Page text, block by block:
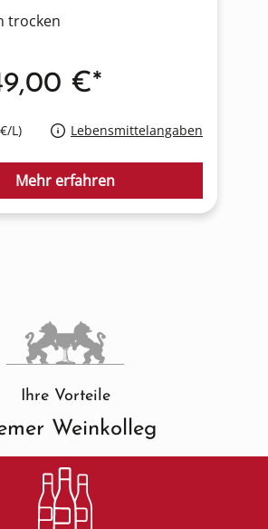
trocken
L) Lebensmittelangaben
€*
Mehr erfahren
Ihre Vorteile
Weinkolleg